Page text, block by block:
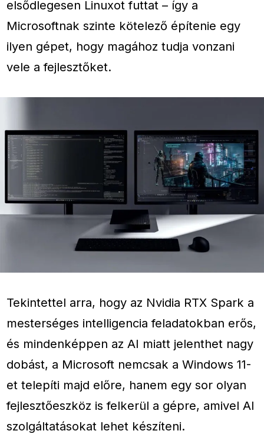
elsődlegesen Linuxot futtat – így a
Microsoftnak szinte kötelező építenie egy
ilyen gépet, hogy magához tudja vonzani
vele a fejlesztőket.
Tekintettel arra, hogy az Nvidia RTX Spark a
mesterséges intelligencia feladatokban erős,
és mindenképpen az AI miatt jelenthet nagy
dobást, a Microsoft nemcsak a Windows 11-
et telepíti majd előre, hanem egy sor olyan
fejlesztőeszköz is felkerül a gépre, amivel AI
szolgáltatásokat lehet készíteni.